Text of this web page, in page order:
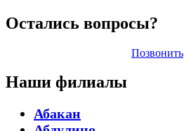
Остались вопросы?
Позвонить
Наши филиалы
Абакан